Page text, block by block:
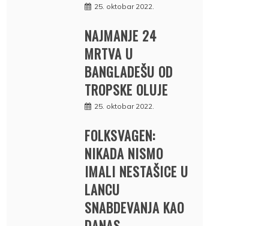
25. oktobar 2022.
NAJMANJE 24
MRTVA U
BANGLADEŠU OD
TROPSKE OLUJE
25. oktobar 2022.
FOLKSVAGEN:
NIKADA NISMO
IMALI NESTAŠICE U
LANCU
SNABDEVANJA KAO